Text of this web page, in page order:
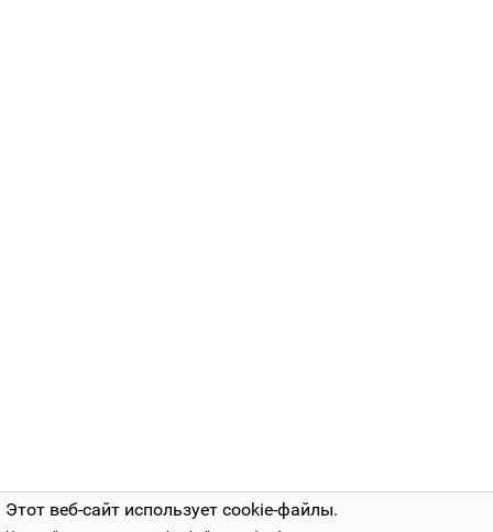
Этот веб-сайт использует cookie-файлы.